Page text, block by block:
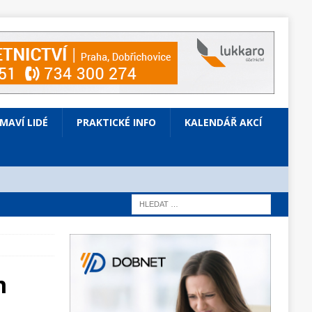
LIDÉ PRAKTICKÉ INFO KALENDÁŘ AKCÍ